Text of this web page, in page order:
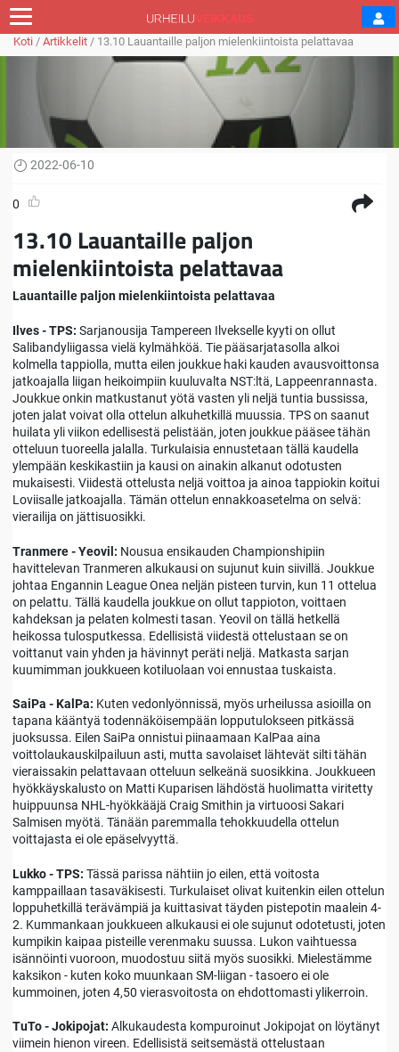
Koti / Artikkelit / 13.10 Lauantaille paljon mielenkiintoista pelattavaa
2022-06-10
0
13.10 Lauantaille paljon
mielenkiintoista pelattavaa
Lauantaille paljon mielenkiintoista pelattavaa
Ilves - TPS: Sarjanousija Tampereen Ilvekselle kyyti on ollut
Salibandyliigassa vielä kylmähköä. Tie pääsarjatasolla alkoi
kolmella tappiolla, mutta eilen joukkue haki kauden avausvoittonsa
jatkoajalla liigan heikoimpiin kuuluvalta NST:ltä, Lappeenrannasta.
Joukkue onkin matkustanut yötä vasten yli neljä tuntia bussissa,
joten jalat voivat olla ottelun alkuhetkillä muussia. TPS on saanut
huilata yli viikon edellisestä pelistään, joten joukkue pääsee tähän
otteluun tuoreella jalalla. Turkulaisia ennustetaan tällä kaudella
ylempään keskikastiin ja kausi on ainakin alkanut odotusten
mukaisesti. Viidestä ottelusta neljä voittoa ja ainoa tappiokin koitui
Loviisalle jatkoajalla. Tämän ottelun ennakkoasetelma on selvä:
vierailija on jättisuosikki.
Tranmere - Yeovil: Nousua ensikauden Championshipiin
havittelevan Tranmeren alkukausi on sujunut kuin siivillä. Joukkue
johtaa Engannin League Onea neljän pisteen turvin, kun 11 ottelua
on pelattu. Tällä kaudella joukkue on ollut tappioton, voittaen
kahdeksan ja pelaten kolmesti tasan. Yeovil on tällä hetkellä
heikossa tulosputkessa. Edellisistä viidestä ottelustaan se on
voittanut vain yhden ja hävinnyt peräti neljä. Matkasta sarjan
kuumimman joukkueen kotiluolaan voi ennustaa tuskaista.
SaiPa - KalPa: Kuten vedonlyönnissä, myös urheilussa asioilla on
tapana kääntyä todennäköisempään lopputulokseen pitkässä
juoksussa. Eilen SaiPa onnistui piinaamaan KalPaa aina
voittolaukauskilpailuun asti, mutta savolaiset lähtevät silti tähän
vieraissakin pelattavaan otteluun selkeänä suosikkina. Joukkueen
hyökkäyskalusto on Matti Kuparisen lähdöstä huolimatta viritetty
huippuunsa NHL-hyökkääjä Craig Smithin ja virtuoosi Sakari
Salmisen myötä. Tänään paremmalla tehokkuudella ottelun
voittajasta ei ole epäselvyyttä.
Lukko - TPS: Tässä parissa nähtiin jo eilen, että voitosta
kamppaillaan tasaväkisesti. Turkulaiset olivat kuitenkin eilen ottelun
loppuhetkillä terävämpiä ja kuittasivat täyden pistepotin maalein 4-
2. Kummankaan joukkueen alkukausi ei ole sujunut odotetusti, joten
kumpikin kaipaa pisteille verenmaku suussa. Lukon vaihtuessa
isännöinti vuoroon, muodostuu siitä myös suosikki. Mielestämme
kaksikon - kuten koko muunkaan SM-liigan - tasoero ei ole
kummoinen, joten 4,50 vierasvoitosta on ehdottomasti ylikerroin.
TuTo - Jokipojat: Alkukaudesta kompuroinut Jokipojat on löytänyt
viimein hienon vireen. Edellisistä seitsemästä ottelustaan